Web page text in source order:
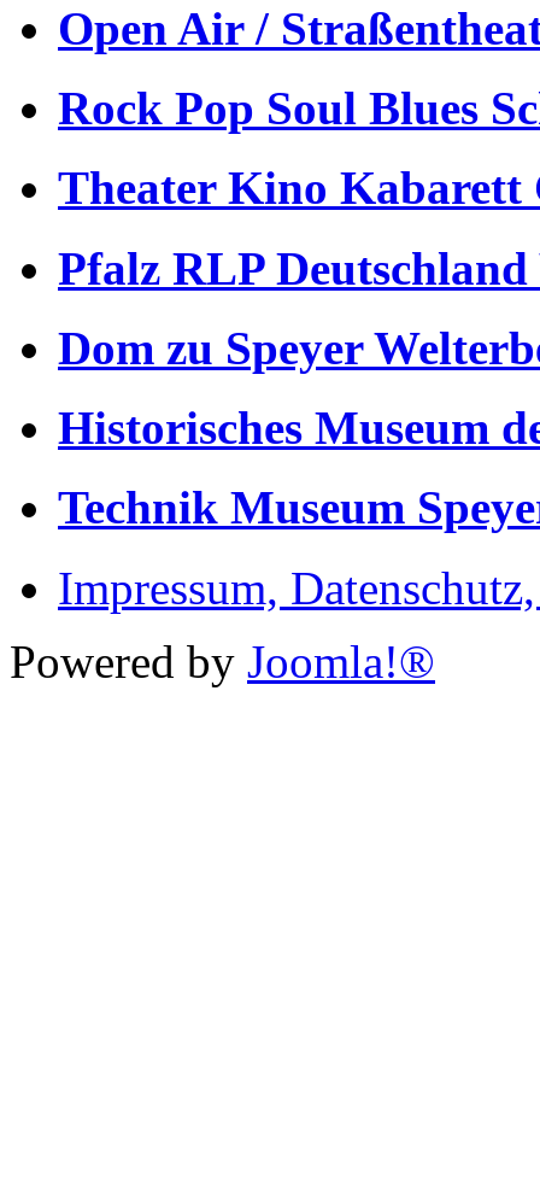
Open Air /
Rock Pop Soul Blues
Theater Kino Kabarett
Pfalz RLP
Dom zu Speyer
Historisches Museum
Technik Museum
Impressum,
Powered by Joomla!®